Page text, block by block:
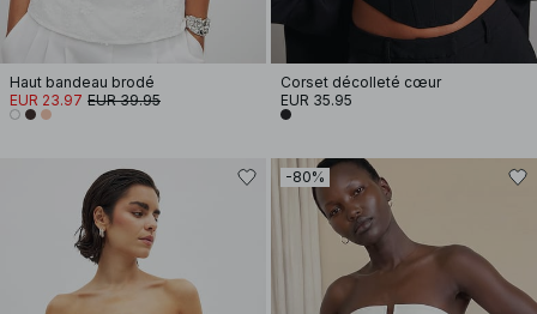
Haut bandeau brodé
EUR 23.97 EUR 39.95
Corset décolleté cœur
EUR 35.95
-80%